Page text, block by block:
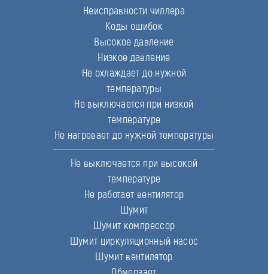
Неисправности чиллера
Коды ошибок
Высокое давление
Низкое давление
Не охлаждает до нужной
температуры
Не выключается при низкой
температуре
Не нагревает до нужной температуры
Не выключается при высокой
температуре
Не работает вентилятор
Шумит
Шумит компрессор
Шумит циркуляционный насос
Шумит вентилятор